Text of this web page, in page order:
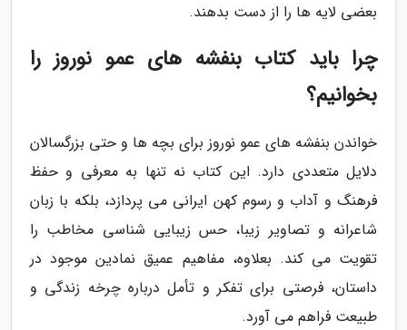
بعضی لایه ها را از دست بدهند.
چرا باید کتاب بنفشه های عمو نوروز را
بخوانیم؟
خواندن بنفشه های عمو نوروز برای بچه ها و حتی بزرگسالان
دلایل متعددی دارد. این کتاب نه تنها به معرفی و حفظ
فرهنگ و آداب و رسوم کهن ایرانی می پردازد، بلکه با زبان
شاعرانه و تصاویر زیبا، حس زیبایی شناسی مخاطب را
تقویت می کند. بعلاوه، مفاهیم عمیق نمادین موجود در
داستان، فرصتی برای تفکر و تأمل درباره چرخه زندگی و
طبیعت فراهم می آورد.